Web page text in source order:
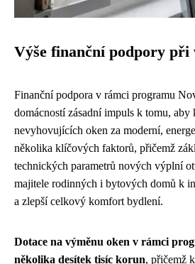
Výše finanční podpory při
Finanční podpora v rámci programu
domácností zásadní impuls k tomu,
nevyhovujících oken za moderní,
několika klíčových faktorů, přičemž
technických parametrů nových výplní
majitele rodinných i bytových domů k
a zlepší celkový komfort bydlení.
Dotace na výměnu oken v rámci
několika desítek tisíc korun, přičemž